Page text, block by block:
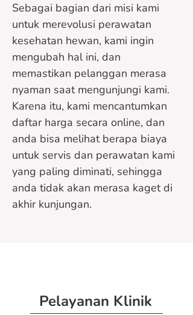
Sebagai bagian dari misi kami
untuk merevolusi perawatan
kesehatan hewan, kami ingin
mengubah hal ini, dan
memastikan pelanggan merasa
nyaman saat mengunjungi kami.
Karena itu, kami mencantumkan
daftar harga secara online, dan
anda bisa melihat berapa biaya
untuk servis dan perawatan kami
yang paling diminati, sehingga
anda tidak akan merasa kaget di
akhir kunjungan.
Pelayanan Klinik